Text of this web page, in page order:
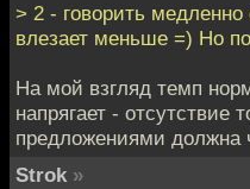
> 2 - говорить
влезает меньше =) Но
На мой взгляд темп
напрягает - отсутствие
предложениями должна
Strok »